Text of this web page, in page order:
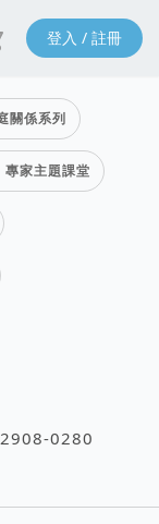
登入 / 註冊
關係系列
專家主題課堂
2908-0280